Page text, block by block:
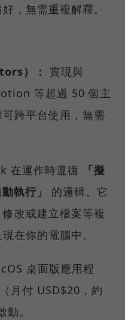
，無需重複解釋。
）：
實現與
等超過 50 個主
跨平台使用，無需
在運作時遵循
「擬
執行」
的邏輯。它
改或建立檔案等複
在你的電腦中。
桌面版應用程
月付 USD$20，約
。